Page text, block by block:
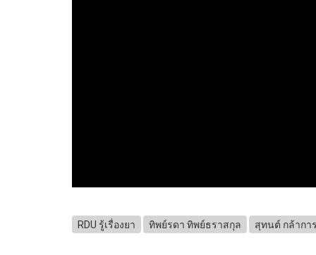
RDU รู้เรื่องยา ทิพย์รดา ทิพย์ธราสกุล สุทนต์ กล้ากา